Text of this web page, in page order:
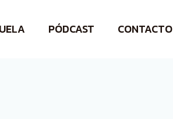
PÓDCAST CONTACTO